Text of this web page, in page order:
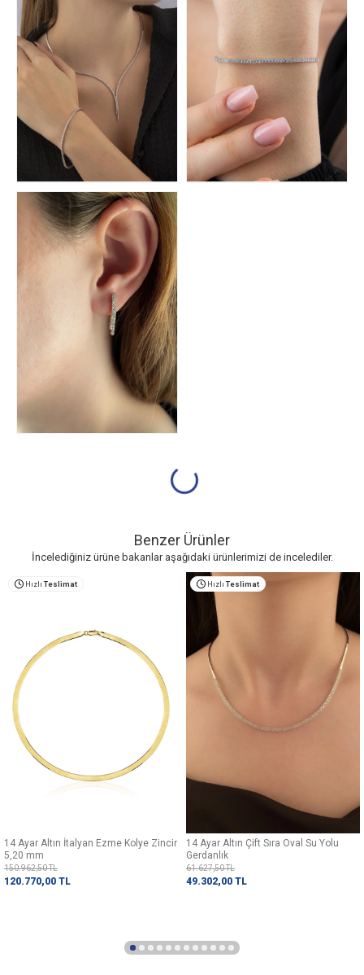
Benzer Ürünler
İncelediğiniz ürüne bakanlar aşağıdaki ürünlerimizi de incelediler.
Hızlı Teslimat
14 Ayar Altın İtalyan Ezme Kolye Zincir
5,20 mm
150.962,50TL
120.770,00 TL
Hızlı Teslimat
14 Ayar Altın Çift Sıra Oval Su Yolu
Gerdanlık
61.627,50TL
49.302,00 TL